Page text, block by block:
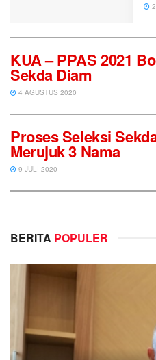
KUA – PPAS 2021
Sekda Diam
4 AGUSTUS 2020
Proses Seleksi
Merujuk 3 Nama
9 JULI 2020
BERITA POPULER